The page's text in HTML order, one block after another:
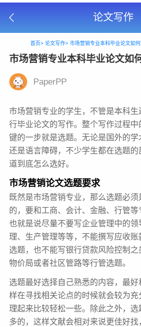
论文写作
首页> 论文写作> 市场营销专业本科毕业论文如何
市场营销专业本科毕业论文如
PaperPP
市场营销专业的学生，不管是本科
行毕业论文的写作。整个写作过程
键的一步就是选题。无论是国外的学
还是语言障碍，不少学生都在选题的
道到底怎么选好。
市场营销论文选题要求
既然是市场营销专业，那么选题必
的，要和工商、会计、金融、行管等
也就是说尽量不要写企业管理中的
理、生产管理等等，不能撰写应收
选题，也不能写银行贷款风险控制
物价局或者社区管路等行管选题。
选题最好选择自己熟悉的内容，最
样在寻找相关论点的时候就会较为
理起来比较轻松一些。除此之外，
多的，这样文献会相对来说更佳好